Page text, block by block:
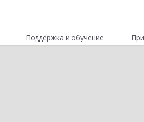
Поддержка и обучение